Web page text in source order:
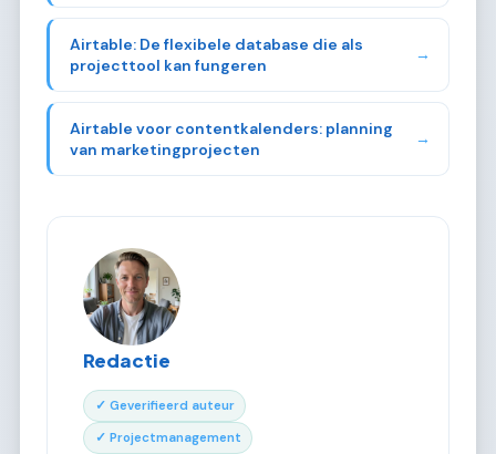
Airtable: De flexibele database die als
projecttool kan fungeren
→
Airtable voor contentkalenders: planning
van marketingprojecten
→
Redactie
✓ Geverifieerd auteur
✓ Projectmanagement